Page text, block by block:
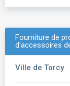
Fourniture de
d'accessoires
Ville de Torcy